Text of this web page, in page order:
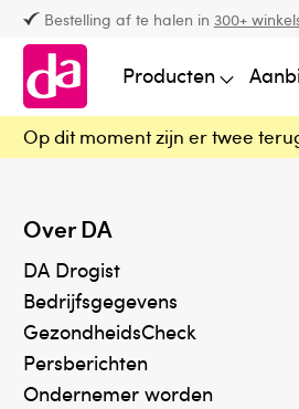
Bestelling af te halen in 300+
Producten
Op dit moment zijn er twee
Over DA
DA Drogist
Bedrijfsgegevens
GezondheidsCheck
Persberichten
Ondernemer worden